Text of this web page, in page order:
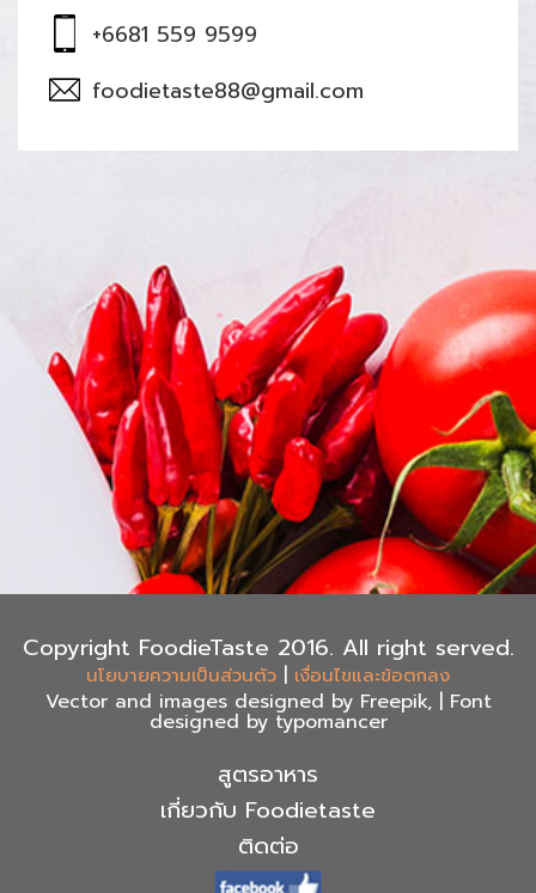
+6681 559 9599
foodietaste88@gmail.com
Copyright FoodieTaste 2016. All right served.
นโยบายความเป็นส่วนตัว เงื่อนไขและข้อตกลง
Vector and images designed by Freepik, | Font
designed by typomancer
สูตรอาหาร
เกี่ยวกับ Foodietaste
ติดต่อ